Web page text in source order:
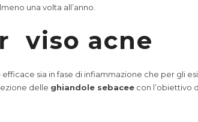
una volta all’anno.
viso acne
sia in fase di infiammazione che per gli
delle ghiandole sebacee con l’obiettivo